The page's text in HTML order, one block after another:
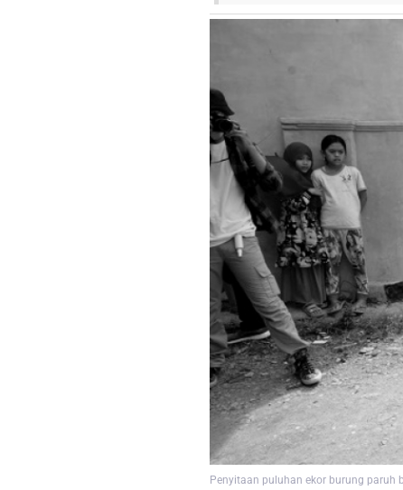
Penyitaan puluhan ekor burung paruh